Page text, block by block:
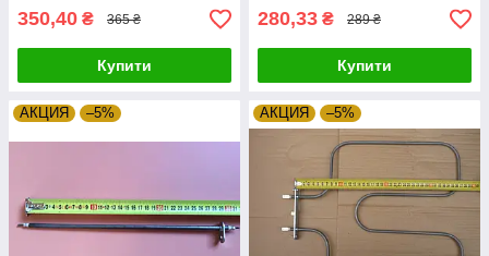
350,40 ₴ 365 ₴
Купити
280,33 ₴ 289 ₴
Купити
АКЦИЯ –5% АКЦИЯ –5%